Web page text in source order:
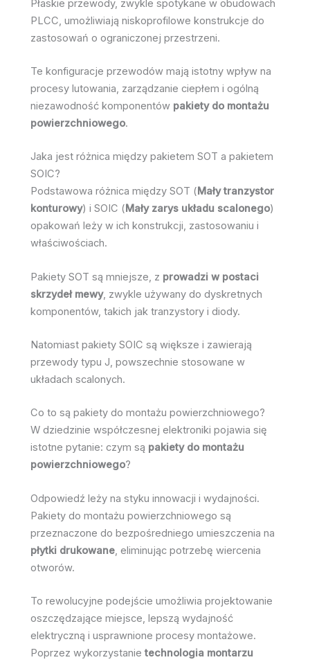
Płaskie przewody, zwykle spotykane w obudowach
PLCC, umożliwiają niskoprofilowe konstrukcje do
zastosowań o ograniczonej przestrzeni.
Te konfiguracje przewodów mają istotny wpływ na
procesy lutowania, zarządzanie ciepłem i ogólną
niezawodność komponentów pakiety do montażu
powierzchniowego.
Jaka jest różnica między pakietem SOT a pakietem
SOIC?
Podstawowa różnica między SOT (Mały tranzystor
konturowy) i SOIC (Mały zarys układu scalonego)
opakowań leży w ich konstrukcji, zastosowaniu i
właściwościach.
Pakiety SOT są mniejsze, z prowadzi w postaci
skrzydeł mewy, zwykle używany do dyskretnych
komponentów, takich jak tranzystory i diody.
Natomiast pakiety SOIC są większe i zawierają
przewody typu J, powszechnie stosowane w
układach scalonych.
Co to są pakiety do montażu powierzchniowego?
W dziedzinie współczesnej elektroniki pojawia się
istotne pytanie: czym są pakiety do montażu
powierzchniowego?
Odpowiedź leży na styku innowacji i wydajności.
Pakiety do montażu powierzchniowego są
przeznaczone do bezpośredniego umieszczenia na
płytki drukowane , eliminując potrzebę wiercenia
otworów.
To rewolucyjne podejście umożliwia projektowanie
oszczędzające miejsce, lepszą wydajność
elektryczną i usprawnione procesy montażowe.
Poprzez wykorzystanie technologia montarzu